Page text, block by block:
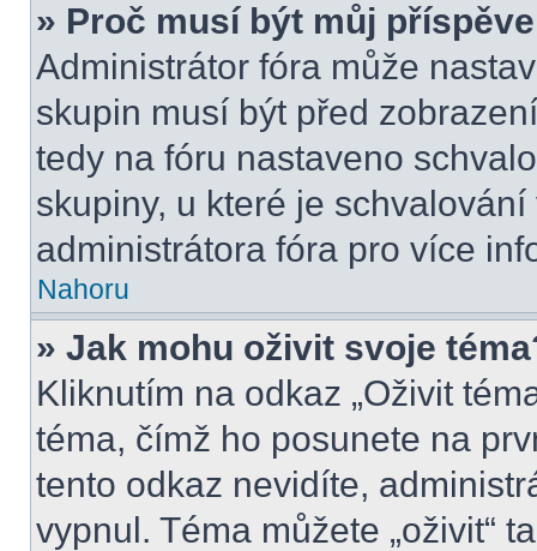
» Proč musí být můj
Administrátor fóra může
skupin musí být před
tedy na fóru nastaveno
skupiny, u které je
administrátora fóra pro více
Nahoru
» Jak mohu oživit svoje
Kliknutím na odkaz „Oživit
téma, čímž ho posunete na
tento odkaz nevidíte,
vypnul. Téma můžete „oživit“